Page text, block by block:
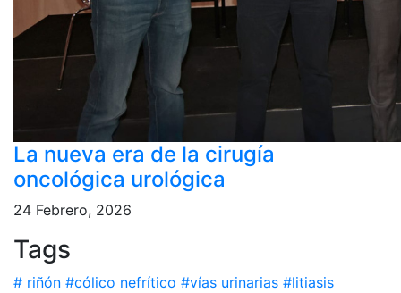
La nueva era de la cirugía
oncológica urológica
24 Febrero, 2026
Tags
# riñón #cólico nefrítico #vías urinarias #litiasis